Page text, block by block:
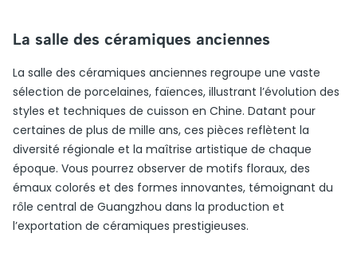
La salle des céramiques anciennes
La salle des céramiques anciennes regroupe une vaste
sélection de porcelaines, faïences, illustrant l’évolution des
styles et techniques de cuisson en Chine. Datant pour
certaines de plus de mille ans, ces pièces reflètent la
diversité régionale et la maîtrise artistique de chaque
époque. Vous pourrez observer de motifs floraux, des
émaux colorés et des formes innovantes, témoignant du
rôle central de Guangzhou dans la production et
l’exportation de céramiques prestigieuses.